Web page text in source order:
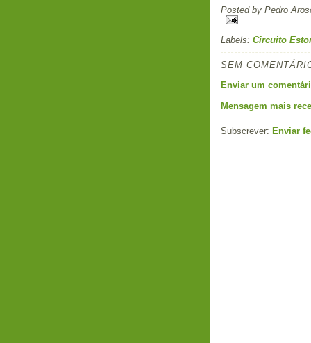
Posted by Pedro
Labels: Circuito
SEM
Enviar um
Mensagem mais
Subscrever: Enviar